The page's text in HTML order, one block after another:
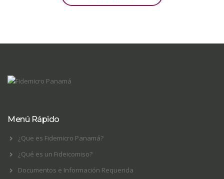
Menú Rápido
¿Que es Fidemicro Panamá?
¿Qué es un Fideicomiso?
Documentos e Información Requerida